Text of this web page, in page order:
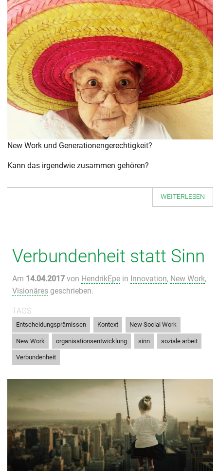
New Work und Generationengerechtigkeit?
Kann das irgendwie zusammen gehören?
WEITERLESEN
Verbundenheit statt Sinn
Am 14.04.2017 von HendrikEpe in Innovation, New Work,
Visionäres geschrieben.
TAGS:
Entscheidungsprämissen Kontext New Social Work
New Work organisationsentwicklung sinn soziale arbeit
Verbundenheit